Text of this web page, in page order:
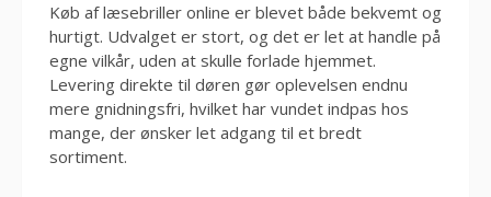
Køb af læsebriller online er blevet både bekvemt og
hurtigt. Udvalget er stort, og det er let at handle på
egne vilkår, uden at skulle forlade hjemmet.
Levering direkte til døren gør oplevelsen endnu
mere gnidningsfri, hvilket har vundet indpas hos
mange, der ønsker let adgang til et bredt
sortiment.